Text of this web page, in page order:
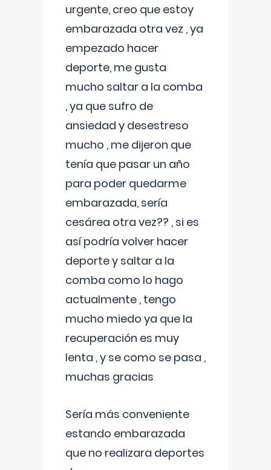
urgente, creo que estoy
embarazada otra vez , ya
empezado hacer
deporte, me gusta
mucho saltar a la comba
, ya que sufro de
ansiedad y desestreso
mucho , me dijeron que
tenía que pasar un año
para poder quedarme
embarazada, sería
cesárea otra vez?? , si es
así podría volver hacer
deporte y saltar a la
comba como lo hago
actualmente , tengo
mucho miedo ya que la
recuperación es muy
lenta , y se como se pasa ,
muchas gracias
Sería más conveniente
estando embarazada
que no realizara deportes